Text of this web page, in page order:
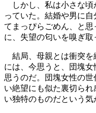
しかし、私は小さな頃
っていた。結婚や男に
てまっぴらごめん、と
に、失望の匂いを嗅ぎ取
結局、母親とは衝突を
には、今思うと、団塊
思うのだ。団塊女性の
い絶望にも似た裏切ら
い独特のものだという気